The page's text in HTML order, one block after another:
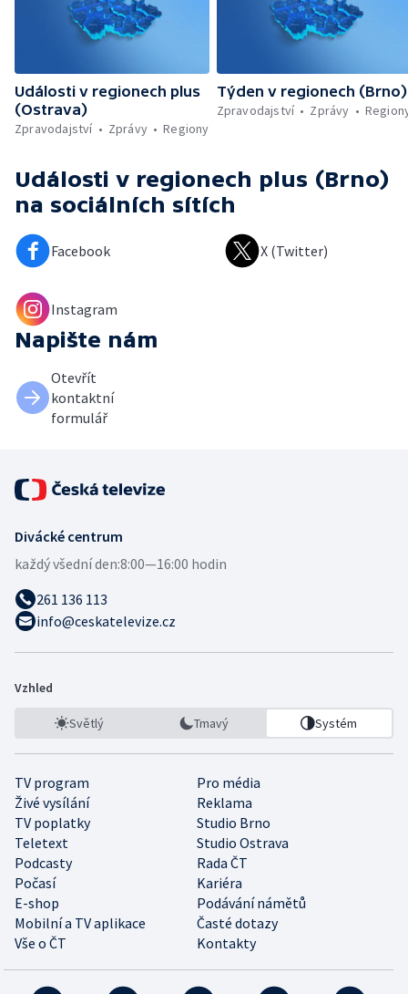
Události v regionech plus
(Ostrava)
Zpravodajství
Zprávy Regiony
Týden v regionech (Brno)
Zpravodajství
Zprávy
Události v regionech plus (Brno)
na sociálních sítích
Facebook X (Twitter)
Instagram
Napište nám
Otevřít
kontaktní
formulář
Divácké centrum
každý všední den:8:00—16:00 hodin
261 136 113
info@ceskatelevize.cz
Vzhled
Světlý Tmavý Systém
TV program
Pro média
Živé vysílání
Reklama
TV poplatky
Studio Brno
Teletext
Studio Ostrava
Podcasty
Rada ČT
Počasí
Kariéra
E-shop
Podávání námětů
Mobilní a TV aplikace
Časté dotazy
Vše o ČT
Kontakty